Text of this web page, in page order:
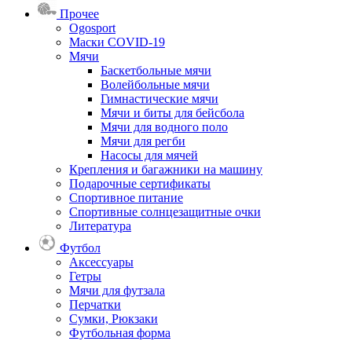
Прочее
Ogosport
Маски COVID-19
Мячи
Баскетбольные мячи
Волейбольные мячи
Гимнастические мячи
Мячи и биты для бейсбола
Мячи для водного поло
Мячи для регби
Насосы для мячей
Крепления и багажники на машину
Подарочные сертификаты
Спортивное питание
Спортивные солнцезащитные очки
Литература
Футбол
Аксессуары
Гетры
Мячи для футзала
Перчатки
Сумки, Рюкзаки
Футбольная форма